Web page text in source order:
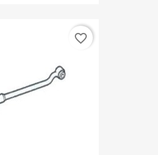
favorite_border